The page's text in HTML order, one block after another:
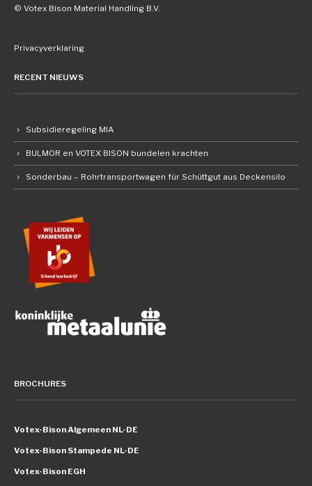
© Votex Bison Material Handling B.V.
Privacyverklaring
RECENT NIEUWS
Subsidieregeling MIA
BULMOR en VOTEX BISON bundelen krachten
Sonderbau – Rohrtransportwagen für Schüttgut aus Deckensilo
BROCHURES
Votex-Bison Algemeen NL-DE
Votex-Bison Stampede NL-DE
Votex-Bison EGH